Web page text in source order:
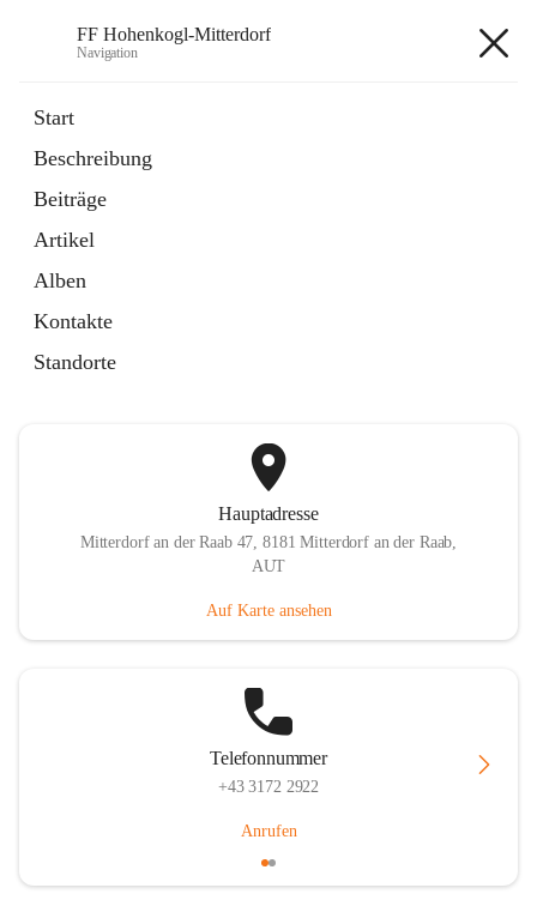
FF Hohenkogl-Mitterdorf
Navigation
Start
Beschreibung
Beiträge
Artikel
Alben
Kontakte
Standorte
Artikel
in
Tab
LLZ Einsatzübersicht
öffnet
in
neuem
Tab
Hauptadresse
Mitterdorf an der Raab 47, 8181 Mitterdorf an der Raab,
AUT
Auf Karte ansehen
Telefonnummer
+43 3172 2922
Anrufen